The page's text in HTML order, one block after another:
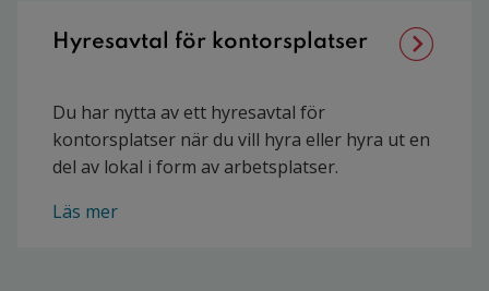
Hyresavtal för kontorsplatser
Du har nytta av ett hyresavtal för
kontorsplatser när du vill hyra eller hyra ut en
del av lokal i form av arbetsplatser.
Läs mer